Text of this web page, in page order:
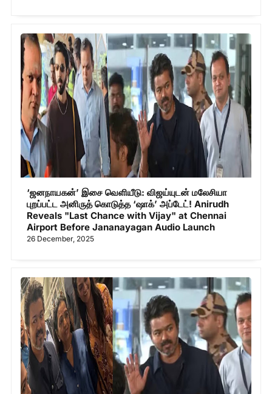
‘ஜனநாயகன்’ இசை வெளியீடு: விஜய்யுடன் மலேசியா
புறப்பட்ட அனிருத் கொடுத்த ‘ஷாக்’ அப்டேட்! Anirudh
Reveals "Last Chance with Vijay" at Chennai
Airport Before Jananayagan Audio Launch
26 December, 2025